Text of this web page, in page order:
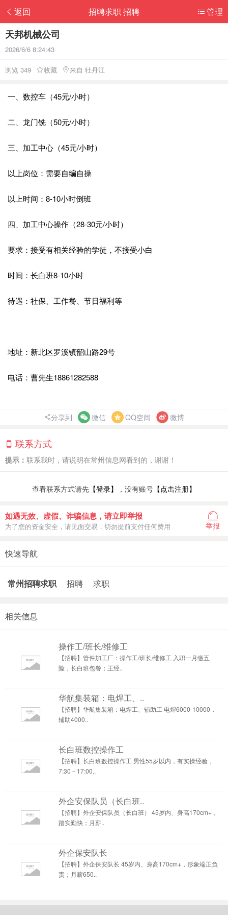
返回 管理
招聘求职 招聘
天邦机械公司
2026/6/6 8:24:43
浏览 349 收藏 来自 牡丹江
一、数控车（45元/小时）
二、龙门铣（50元/小时）
三、加工中心（45元/小时）
以上岗位：需要自编自操
以上时间：8-10小时倒班
四、加工中心操作（28-30元/小时）
要求：接受有相关经验的学徒，不接受小白
时间：长白班8-10小时
待遇：社保、工作餐、节日福利等
地址：新北区罗溪镇韶山路29号
电话：曹先生18861282588
分享到 微信 QQ空间 微博
联系方式
提示： 联系我时，请说明在常州信息网看到的，谢谢！
查看联系方式请先 【登录】 ，没有账号 【点击注册】
如遇无效、虚假、诈骗信息，请立即举报
为了您的资金安全，请见面交易，切勿提前支付任何费用 举报
快速导航
常州招聘求职 招聘 求职
相关信息
操作工/班长/维修工
【招聘】管件加工厂：操作工/班长/维修工 入职一月缴五
险，长白班包餐；王经..
华航集装箱：电焊工、..
【招聘】华航集装箱：电焊工、辅助工 电焊6000-10000，
辅助4000..
长白班数控操作工
【招聘】长白班数控操作工 男性55岁以内，有实操经验，
7:30－17:00..
外企安保队员（长白班..
【招聘】外企安保队员（长白班） 45岁内、身高170cm+，
踏实勤快；月薪..
外企保安队长
【招聘】外企保安队长 45岁内、身高170cm+，形象端正负
责；月薪650..